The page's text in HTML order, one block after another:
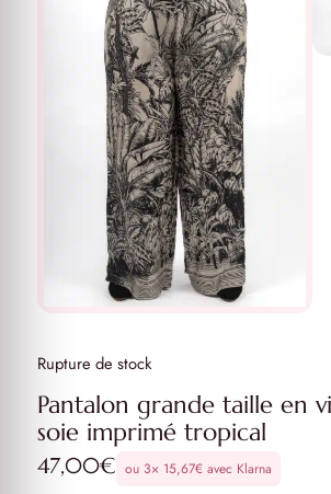
Pantalon grande taille en
soie imprimé tropical
47,00€ ou 3× 15,67€avec Klarna
Rupture de stock